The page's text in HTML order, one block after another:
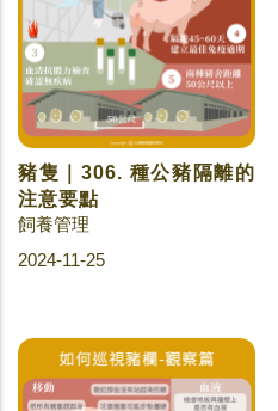
豬隻｜306. 種公豬隔離的
注意要點
飼養管理
2024-11-25